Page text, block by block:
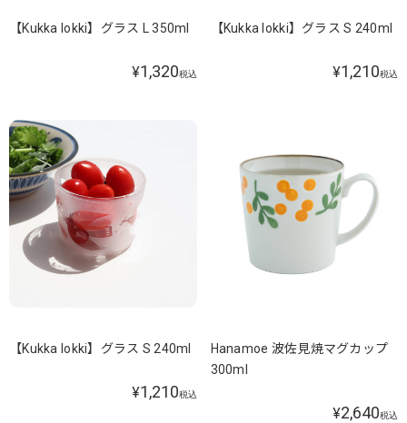
【Kukka lokki】グラス L 350ml
¥1,320税込
【Kukka lokki】グラス S 240ml
¥1,210税込
【Kukka lokki】グラス S 240ml
¥1,210税込
Hanamoe 波佐見焼マグカップ
300ml
¥2,640税込